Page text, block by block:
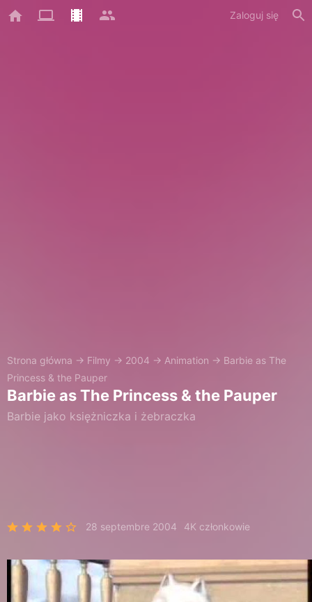
Zaloguj się
Strona główna → Filmy → 2004 → Animation → Barbie as The
Princess & the Pauper
Barbie as The Princess & the Pauper
Barbie jako księżniczka i żebraczka
28 septembre 2004 4K członkowie